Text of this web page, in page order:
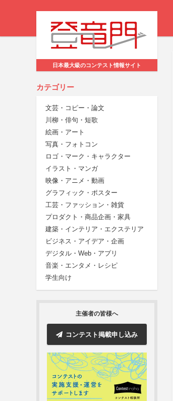
日本最大級のコンテスト情報サイト
カテゴリー
文芸・コピー・論文
川柳・俳句・短歌
絵画・アート
写真・フォトコン
ロゴ・マーク・キャラクター
イラスト・マンガ
映像・アニメ・動画
グラフィック・ポスター
工芸・ファッション・雑貨
プロダクト・商品企画・家具
建築・インテリア・エクステリア
ビジネス・アイデア・企画
デジタル・Web・アプリ
音楽・エンタメ・レシピ
学生向け
主催者の皆様へ
コンテスト掲載申し込み